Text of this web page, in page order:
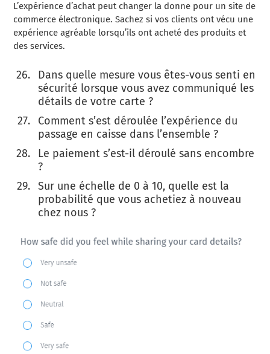
L’expérience d’achat peut changer la donne pour un site de
commerce électronique. Sachez si vos clients ont vécu une
expérience agréable lorsqu’ils ont acheté des produits et
des services.
Dans quelle mesure vous êtes-vous senti en
sécurité lorsque vous avez communiqué les
détails de votre carte ?
Comment s’est déroulée l’expérience du
passage en caisse dans l’ensemble ?
Le paiement s’est-il déroulé sans encombre
?
Sur une échelle de 0 à 10, quelle est la
probabilité que vous achetiez à nouveau
chez nous ?